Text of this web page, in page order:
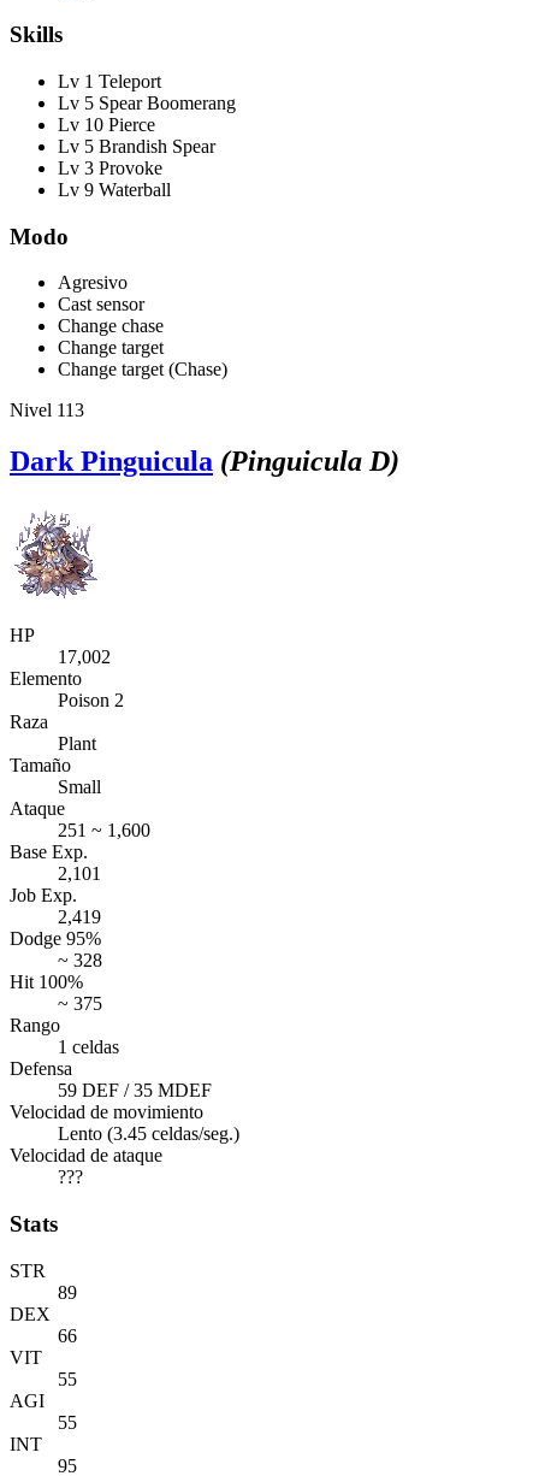
Skills
Lv 1 Teleport
Lv 5 Spear Boomerang
Lv 10 Pierce
Lv 5 Brandish Spear
Lv 3 Provoke
Lv 9 Waterball
Modo
Agresivo
Cast sensor
Change chase
Change target
Change target (Chase)
Nivel 113
Dark Pinguicula (Pinguicula D)
HP
17,002
Elemento
Poison 2
Raza
Plant
Tamaño
Small
Ataque
251 ~ 1,600
Base Exp.
2,101
Job Exp.
2,419
Dodge 95%
~ 328
Hit 100%
~ 375
Rango
1 celdas
Defensa
59 DEF / 35 MDEF
Velocidad de movimiento
Lento (3.45 celdas/seg.)
Velocidad de ataque
???
Stats
STR
89
DEX
66
VIT
55
AGI
55
INT
95